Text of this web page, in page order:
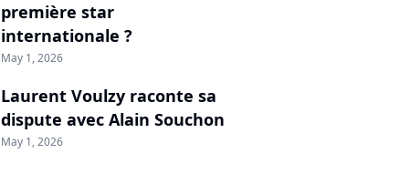
première star
internationale ?
May 1, 2026
Laurent Voulzy raconte sa
dispute avec Alain Souchon
May 1, 2026